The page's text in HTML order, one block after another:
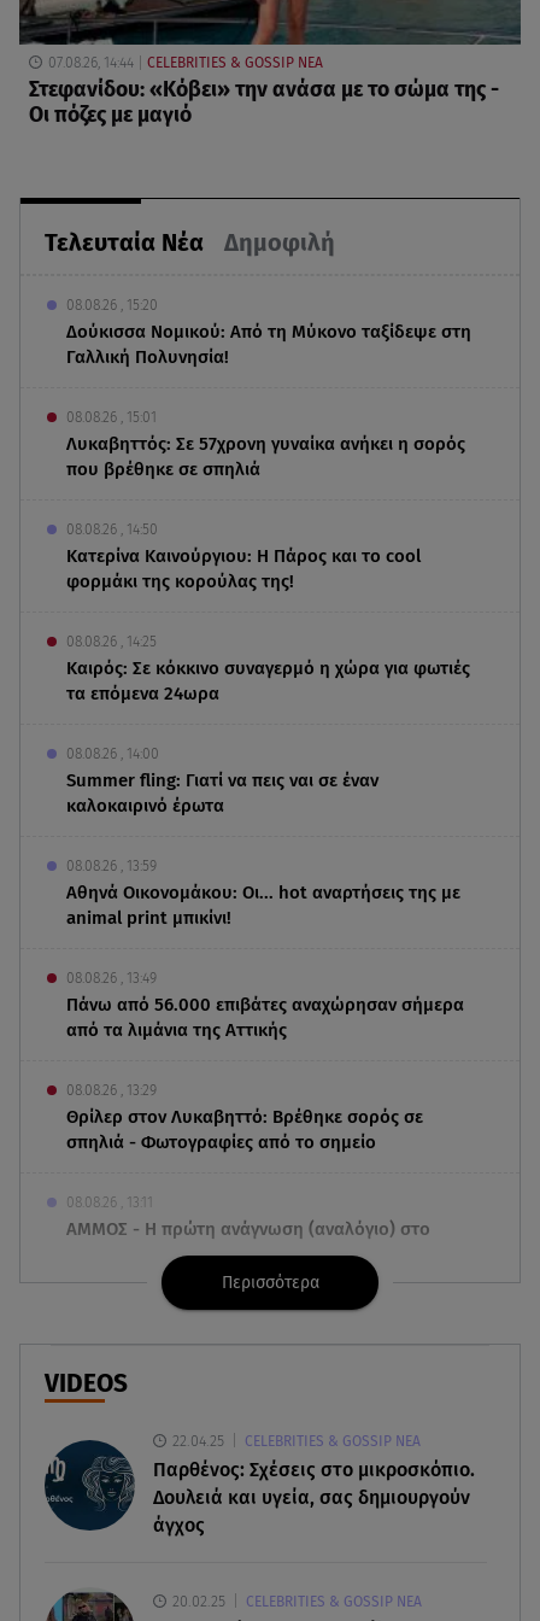
Τελευταία Νέα Δημοφιλή
08.08.26 , 15:20
Δούκισσα Νομικού: Από τη Μύκονο ταξίδεψε στη
Γαλλική Πολυνησία!
08.08.26 , 15:01
Λυκαβηττός: Σε 57χρονη γυναίκα ανήκει η σορός
που βρέθηκε σε σπηλιά
08.08.26 , 14:50
Κατερίνα Καινούργιου: Η Πάρος και το cool
φορμάκι της κορούλας της!
08.08.26 , 14:25
Καιρός: Σε κόκκινο συναγερμό η χώρα για φωτιές
τα επόμενα 24ωρα
08.08.26 , 14:00
Summer fling: Γιατί να πεις ναι σε έναν
καλοκαιρινό έρωτα
08.08.26 , 13:59
Αθηνά Οικονομάκου: Οι... hot αναρτήσεις της με
animal print μπικίνι!
08.08.26 , 13:49
Πάνω από 56.000 επιβάτες αναχώρησαν σήμερα
από τα λιμάνια της Αττικής
08.08.26 , 13:29
Θρίλερ στον Λυκαβηττό: Βρέθηκε σορός σε
σπηλιά - Φωτογραφίες από το σημείο
08.08.26 , 13:11
ΑΜΜΟΣ - Η πρώτη ανάγνωση (αναλόγιο) στο
θέατρο Άβατον
Σέρρες: Απόσπαση προσοχής ή απειρία πίσω από
MG Motor Greece: «Απογειώνεται» στο Athens
Flying Week 2026
ασέλγειας σε ανήλικη
Περισσότερα
VIDEOS
22.04.25 CELEBRITIES & GOSSIP ΝΕΑ
Παρθένος: Σχέσεις στο μικροσκόπιο.
Δουλειά και υγεία, σας δημιουργούν
άγχος
20.02.25 CELEBRITIES & GOSSIP ΝΕΑ
07.08.26, 14:44 CELEBRITIES & GOSSIP ΝΕΑ
Στεφανίδου: «Κόβει» την ανάσα με το σώμα της -
Οι πόζες με μαγιό